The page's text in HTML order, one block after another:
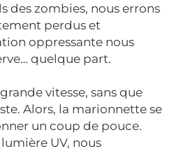
des zombies, nous errons
perdus et
oppressante nous
quelque part.
vitesse, sans que
Alors, la marionnette se
un coup de pouce.
UV, nous